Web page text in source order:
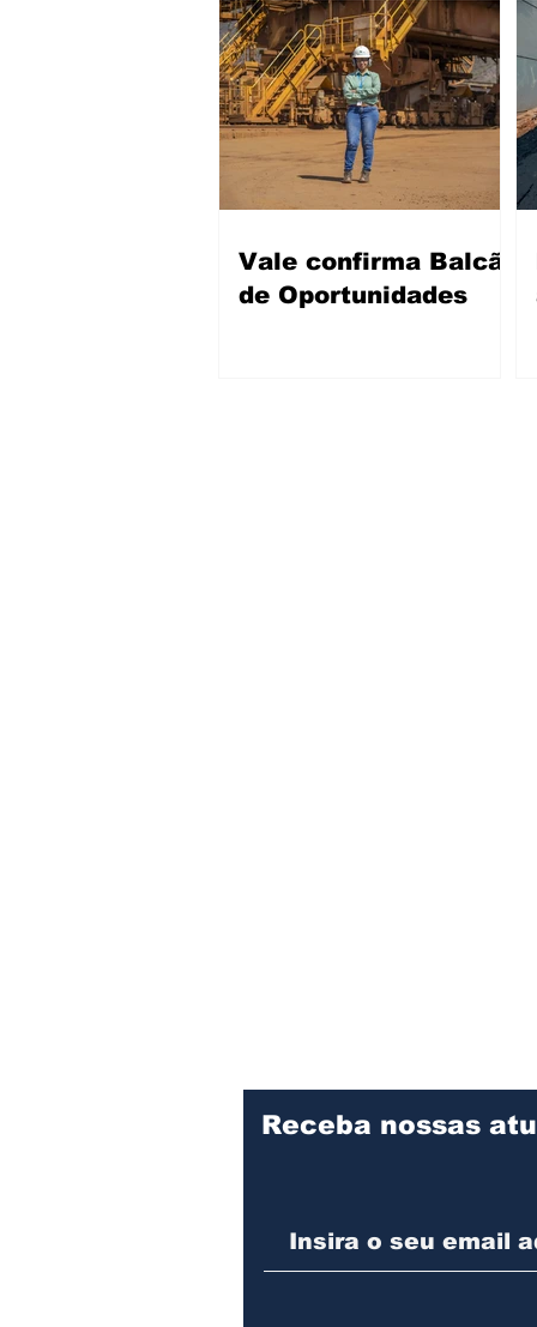
Vale confirma Balcão
de Oportunidades
Receba nossas